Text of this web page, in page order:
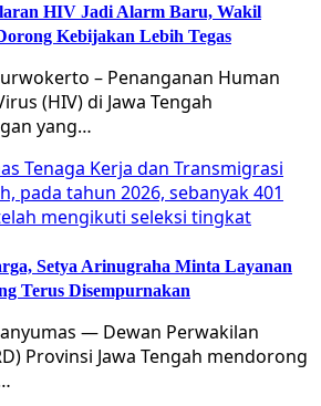
HIV Jadi Alarm Baru, Wakil
Kebijakan Lebih Tegas
– Penanganan Human
(HIV) di Jawa Tengah
yang…
Setya Arinugraha Minta Layanan
Terus Disempurnakan
— Dewan Perwakilan
Provinsi Jawa Tengah mendorong